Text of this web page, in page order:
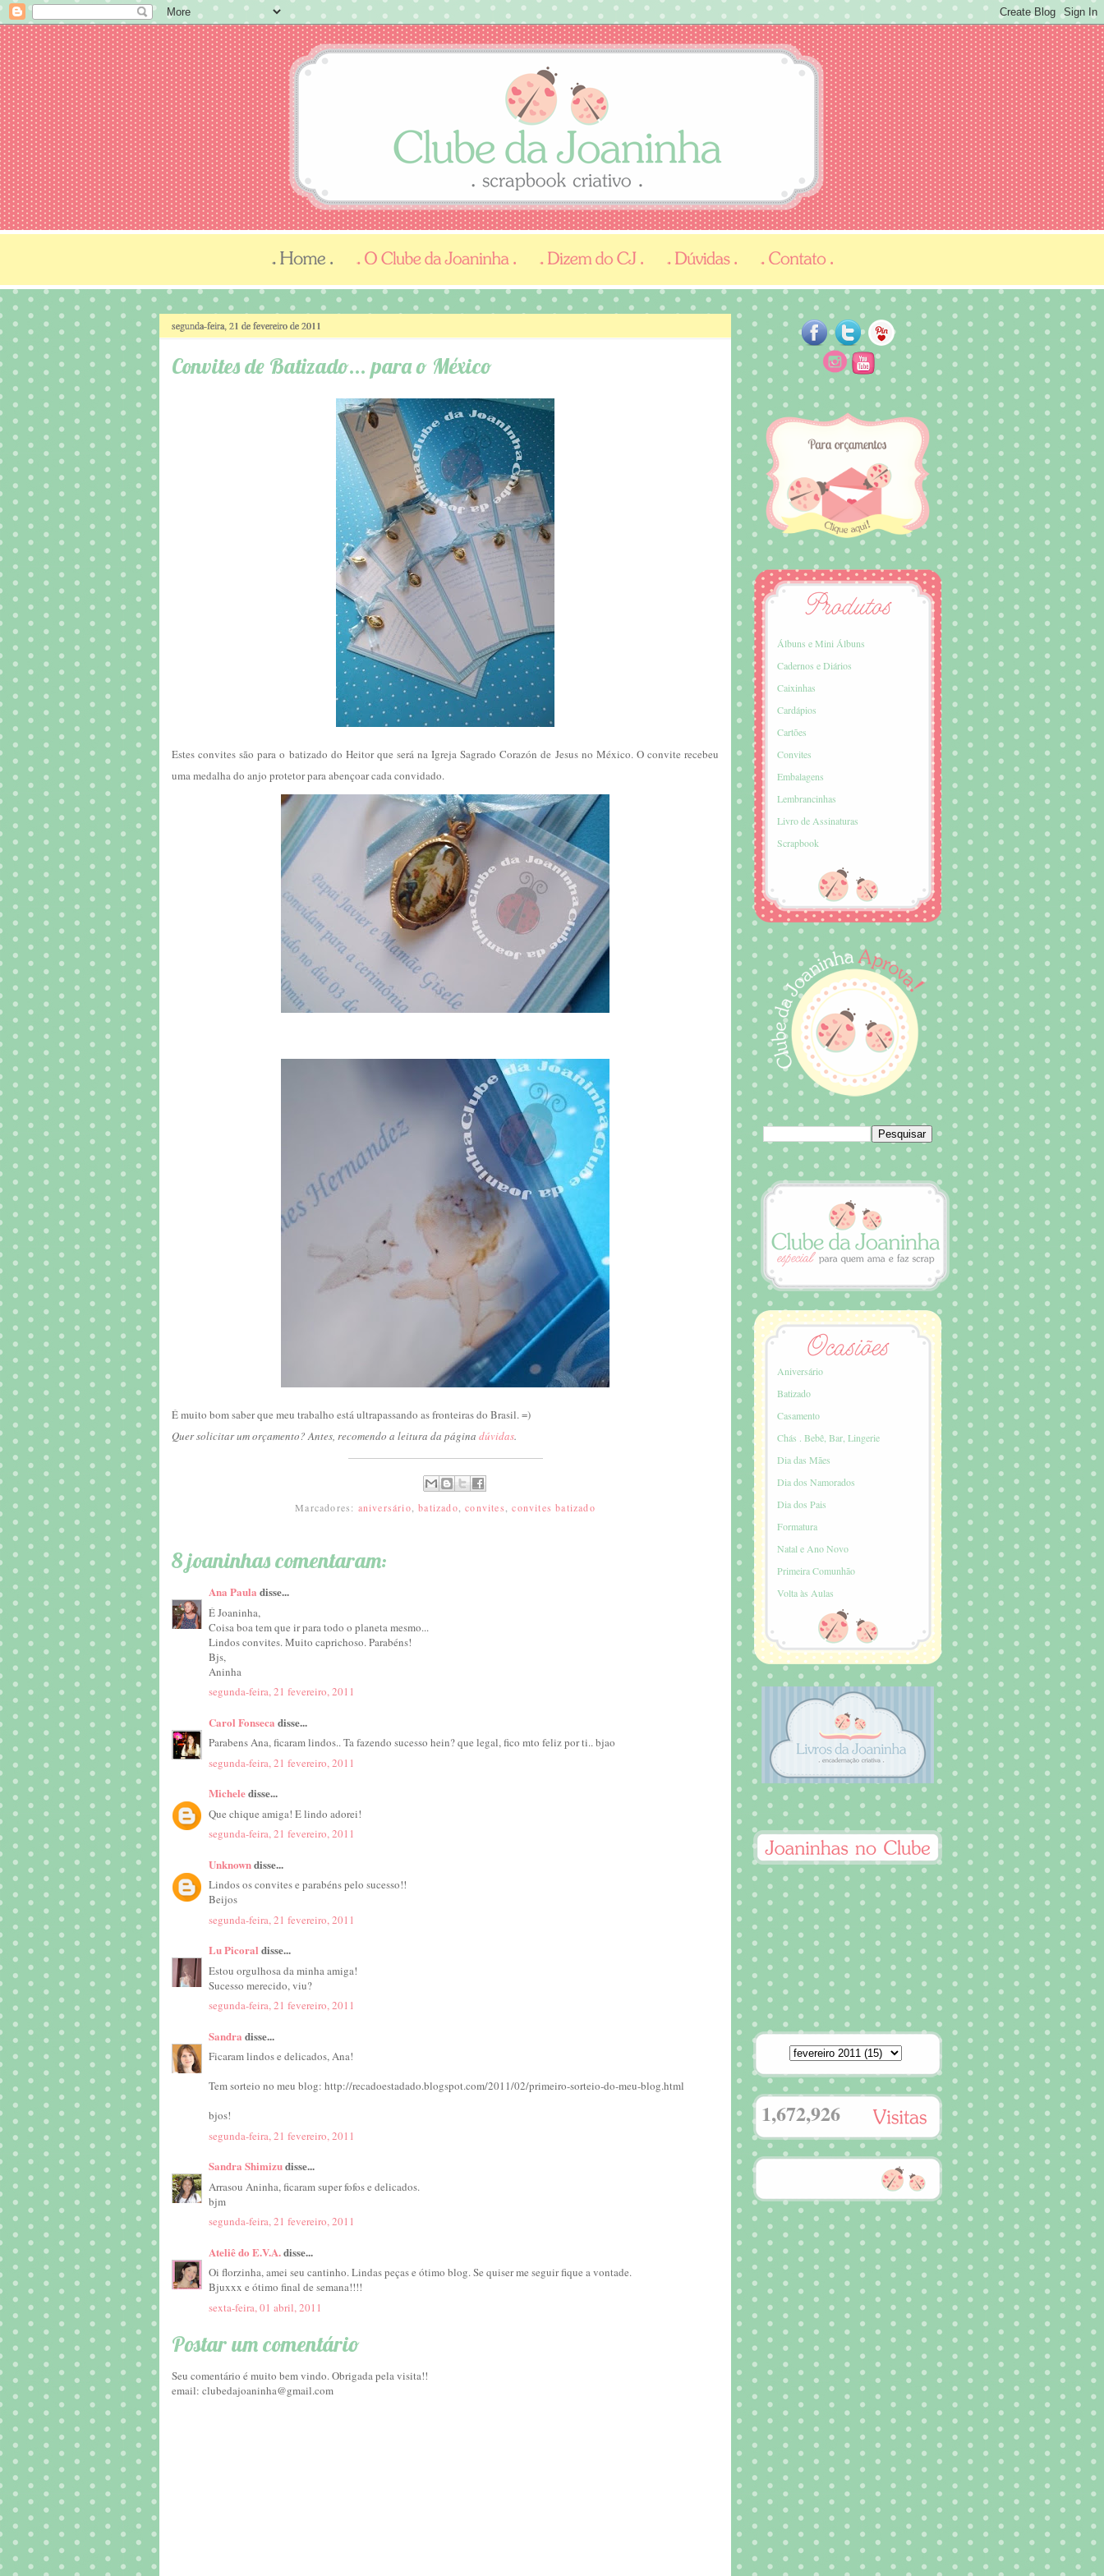
segunda-feira, 21 de fevereiro de 2011
Convites de Batizado... para o México
Estes convites são para o batizado do Heitor que será na Igreja Sagrado Corazón de Jesus no México. O convite recebeu
uma medalha do anjo protetor para abençoar cada convidado.
É muito bom saber que meu trabalho está ultrapassando as fronteiras do Brasil. =)
Quer solicitar um orçamento? Antes, recomendo a leitura da página dúvidas.
Marcadores: aniversário ,batizado ,convites ,convites batizado
8 joaninhas comentaram:
Ana Paula disse...
É Joaninha,
Coisa boa tem que ir para todo o planeta mesmo...
Lindos convites. Muito caprichoso. Parabéns!
Bjs,
Aninha
segunda-feira, 21 fevereiro, 2011
Carol Fonseca disse...
Parabens Ana, ficaram lindos.. Ta fazendo sucesso hein? que legal, fico mto feliz por ti.. bjao
segunda-feira, 21 fevereiro, 2011
Micheledisse...
Que chique amiga! E lindo adorei!
segunda-feira, 21 fevereiro, 2011
Unknowndisse...
Lindos os convites e parabéns pelo sucesso!!
Beijos
segunda-feira, 21 fevereiro, 2011
Lu Picoral disse...
Estou orgulhosa da minha amiga!
Sucesso merecido, viu?
segunda-feira, 21 fevereiro, 2011
Sandra disse...
Ficaram lindos e delicados, Ana!
Tem sorteio no meu blog: http://recadoestadado.blogspot.com/2011/02/primeiro-sorteio-do-meu-blog.html
bjos!
segunda-feira, 21 fevereiro, 2011
Sandra Shimizudisse...
Arrasou Aninha, ficaram super fofos e delicados.
bjm
segunda-feira, 21 fevereiro, 2011
Ateliê do E.V.A.disse...
Oi florzinha, amei seu cantinho. Lindas peças e ótimo blog. Se quiser me seguir fique a vontade.
Bjuxxx e ótimo final de semana!!!!
sexta-feira, 01 abril, 2011
Postar um comentário
Seu comentário é muito bem vindo. Obrigada pela visita!!
email: clubedajoaninha@gmail.com
Álbuns e Mini Álbuns
Cadernos e Diários
Caixinhas
Cardápios
Cartões
Convites
Embalagens
Lembrancinhas
Livro de Assinaturas
Scrapbook
Aniversário
Batizado
Casamento
Chás . Bebê, Bar, Lingerie
Dia das Mães
Dia dos Namorados
Dia dos Pais
Formatura
Natal e Ano Novo
Primeira Comunhão
Volta às Aulas
1,672,926